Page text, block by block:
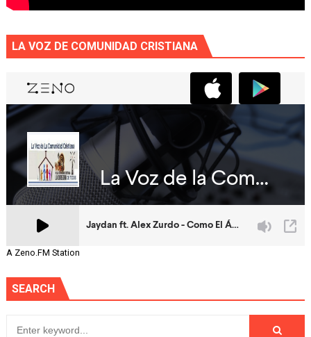
LA VOZ DE COMUNIDAD CRISTIANA
A Zeno.FM Station
SEARCH